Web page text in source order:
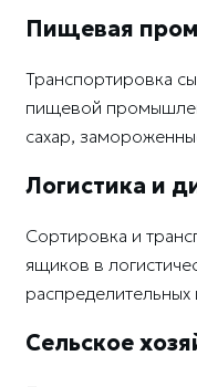
Пищевая
Транспортировка
пищевой
сахар,
Логистика и
Сортировка и
ящиков в
распределительных
Сельское